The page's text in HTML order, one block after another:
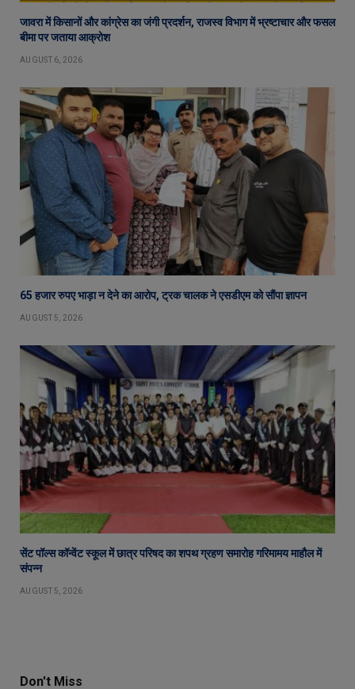
जावरा में किसानों और कांग्रेस का जंगी प्रदर्शन, राजस्व विभाग में भ्रष्टाचार और फसल
बीमा पर जताया आक्रोश
AUGUST 6, 2026
65 हजार रुपए भाड़ा न देने का आरोप, ट्रक चालक ने एसडीएम को सौंपा ज्ञापन
AUGUST 5, 2026
सेंट पॉल्स कॉन्वेंट स्कूल में छात्र परिषद का शपथ ग्रहण समारोह गरिमामय माहौल में
संपन्न
AUGUST 5, 2026
Don't Miss